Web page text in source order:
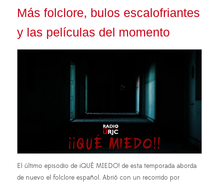
Más folclore, bulos escalofriantes
y las películas del momento
El último episodio de ¡QUÉ MIEDO! de esta temporada aborda
de nuevo el folclore español. Abrió con un recorrido por